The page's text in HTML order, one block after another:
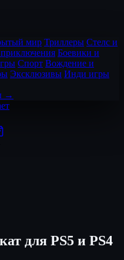
мир Триллеры Стелс и
Боевики и
Спорт Вождение и
Эксклюзивы Инди игры
→
для PS5 и PS4